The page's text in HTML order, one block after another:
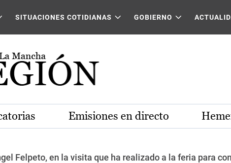
SITUACIONES COTIDIANAS GOBIERNO
Emisiones en directo
Felpeto, en la visita que ha realizado a la feria para